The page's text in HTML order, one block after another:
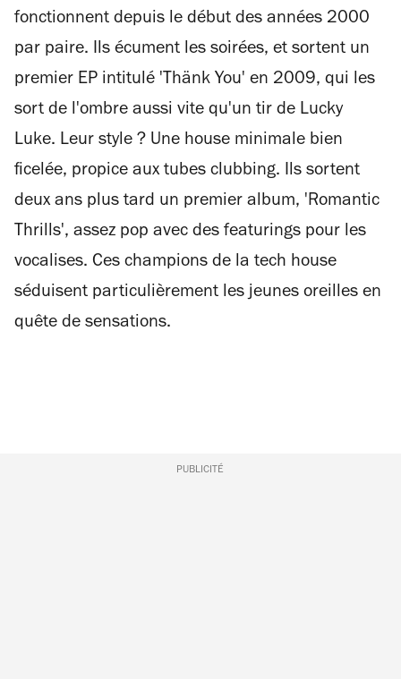
fonctionnent depuis le début des années 2000
par paire. Ils écument les soirées, et sortent un
premier EP intitulé 'Thänk You' en 2009, qui les
sort de l'ombre aussi vite qu'un tir de Lucky
Luke. Leur style ? Une house minimale bien
ficelée, propice aux tubes clubbing. Ils sortent
deux ans plus tard un premier album, 'Romantic
Thrills', assez pop avec des featurings pour les
vocalises. Ces champions de la tech house
séduisent particulièrement les jeunes oreilles en
quête de sensations.
PUBLICITÉ